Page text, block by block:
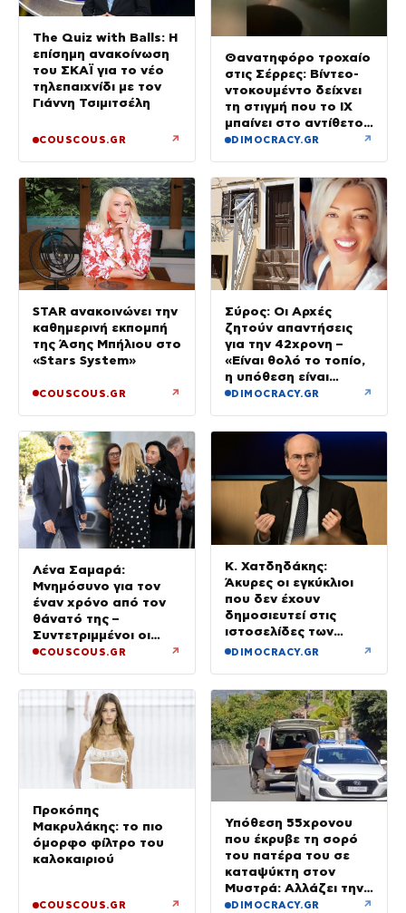
The Quiz with Balls: Η
επίσημη ανακοίνωση
του ΣΚΑΪ για το νέο
τηλεπαιχνίδι με τον
Γιάννη Τσιμιτσέλη
COUSCOUS.GR ↗
Θανατηφόρο τροχαίο
στις Σέρρες: Βίντεο-
ντοκουμέντο δείχνει
τη στιγμή που το ΙΧ
μπαίνει στο αντίθετο
ρεύμα – Ακαριαία
DIMOCRACY.GR ↗
STAR ανακοινώνει την
καθημερινή εκπομπή
της Άσης Μπήλιου στο
«Stars System»
COUSCOUS.GR ↗
Σύρος: Οι Αρχές
ζητούν απαντήσεις
για την 42χρονη –
«Είναι θολό το τοπίο,
η υπόθεση είναι
περίεργη»
DIMOCRACY.GR ↗
Λένα Σαμαρά:
Μνημόσυνο για τον
έναν χρόνο από τον
θάνατό της –
Συντετριμμένοι οι
γονείς και ο αδελφός
COUSCOUS.GR ↗
Κ. Χατδηδάκης:
Άκυρες οι εγκύκλιοι
που δεν έχουν
δημοσιευτεί στις
ιστοσελίδες των
φορέων – Τι θα ισχύει
DIMOCRACY.GR ↗
Προκόπης
Μακρυλάκης: το πιο
όμορφο φίλτρο του
καλοκαιριού
COUSCOUS.GR ↗
Υπόθεση 55χρονου
που έκρυβε τη σορό
του πατέρα του σε
καταψύκτη στον
Μυστρά: Αλλάζει την
υπερασπιστική του
DIMOCRACY.GR ↗